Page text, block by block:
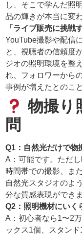
し、そこで学んだ照
品の輝きが本当に変
「ライブ販売に挑戦
YouTube撮影や配信
と、視聴者の信頼度
ジオの照明環境を整
れ、フォロワーから
事例が増えたとのこ
物撮り
問
Q1：自然光だけで物
A：可能です。ただ
時間帯での撮影、ま
自然光スタジオのよ
分な質感表現ができま
Q2：照明機材にいく
A：初心者なら1〜2
ックス1個、スタン